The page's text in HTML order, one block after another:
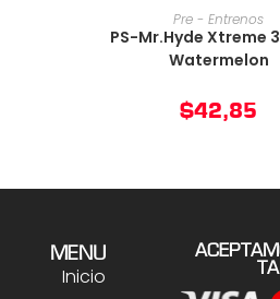
AÑADIR AL
Pre - Entrenos
PS-Mr.Hyde Xtreme
Watermelon
$42,85
MENU
Inicio